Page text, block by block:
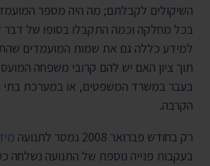
השיקולים לקבלתם; מה היה מספר
בכל מחלקה וכמה התקבלו בסופו של
למידע כללה גם את שמות המועמדים
תוך ציון האם יש להם קרובי משפחה
בעבר במשרד המשפטים, או במערכת בתי
הקרבה.
רק בחודש פברואר 2008 נמסר לתנועה
בעקבות פנייה נוספת של התנועה נשלחה